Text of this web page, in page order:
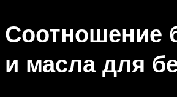
Соотношение
и масла для